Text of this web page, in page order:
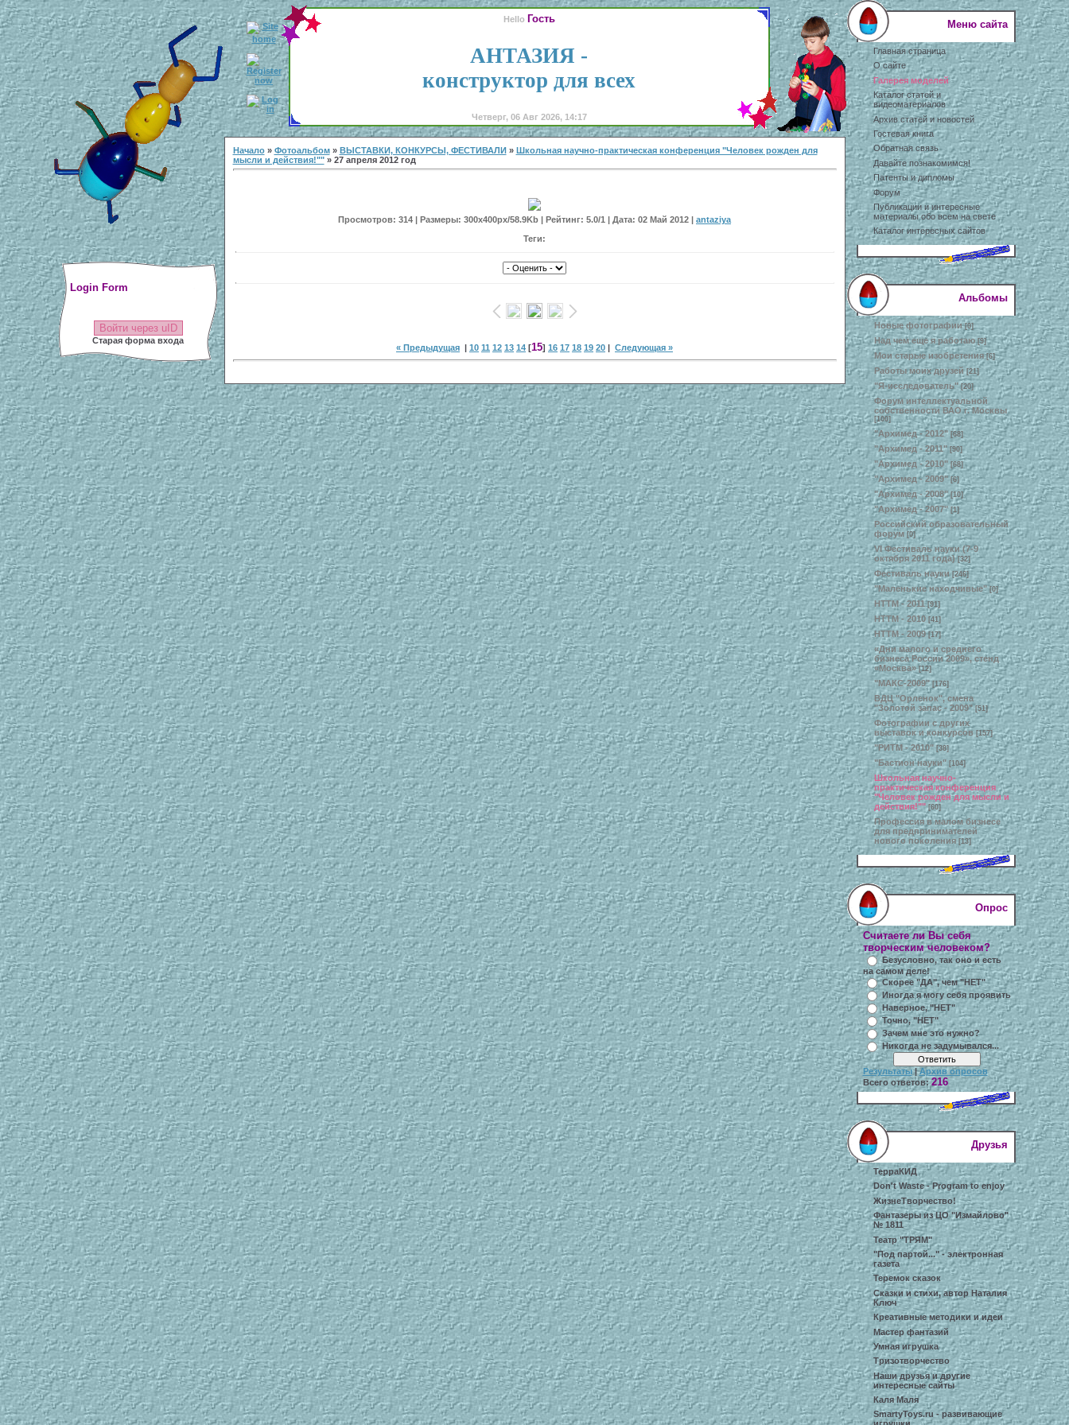
Login Form
Войти через uID
Старая форма входа
Hello Гость
АНТАЗИЯ -
конструктор для всех
Четверг, 06 Авг 2026, 14:17
Начало» Фотоальбом» ВЫСТАВКИ, КОНКУРСЫ, ФЕСТИВАЛИ» Школьная научно-практическая конференция "Человек рожден для
мысли и действия!""» 27 апреля 2012 год
Просмотров: 314 | Размеры: 300x400px/58.9Kb | Рейтинг: 5.0/1 | Дата: 02 Май 2012 | antaziya
Теги:
« Предыдущая | 10 11 12 13 14 [15] 16 17 18 19 20 | Следующая »
Меню сайта
Главная страница
О сайте
Галерея моделей
Каталог статей и
видеоматериалов
Архив статей и новостей
Гостевая книга
Обратная связь
Давайте познакомимся!
Патенты и дипломы
Форум
Публикации и интересные
материалы обо всем на свете
Каталог интересных сайтов
Альбомы
Новые фотографии [0]
Над чем еще я работаю [9]
Мои старые изобретения [6]
Работы моих друзей [21]
"Я-исследователь" [20]
Форум интеллектуальной
собственности ВАО г. Москвы
[100]
"Архимед - 2012" [68]
"Архимед - 2011" [90]
"Архимед - 2010" [68]
"Архимед - 2009" [6]
"Архимед - 2008" [10]
"Архимед - 2007" [1]
Российский образовательный
форум [0]
VI Фестиваль науки (7-9
октября 2011 года) [32]
Фестиваль науки [246]
"Маленькие находчивые" [0]
НТТМ - 2011 [91]
НТТМ - 2010 [41]
НТТМ - 2009 [17]
«Дни малого и среднего
бизнеса России 2009», стенд
«Москва» [12]
"МАКС-2009" [176]
ВДЦ "Орленок", смена
"Золотой запас - 2009" [51]
Фотографии с других
выставок и конкурсов [157]
"РИТМ - 2010" [38]
"Бастион науки" [104]
Школьная научно-
практическая конференция
"Человек рожден для мысли и
действия!"" [60]
Профессия в малом бизнесе
для предпринимателей
нового поколения [13]
Опрос
Считаете ли Вы себя
творческим человеком?
Безусловно, так оно и есть
на самом деле!
Скорее "ДА", чем "НЕТ"
Иногда я могу себя проявить
Наверное, "НЕТ"
Точно, "НЕТ"
Зачем мне это нужно?
Никогда не задумывался...
Результаты|Архив опросов
Всего ответов:216
Друзья
ТерраКИД
Don't Waste - Program to enjoy
ЖизнеТворчество!
Фантазеры из ЦО "Измайлово"
№ 1811
Театр "ТРЯМ"
"Под партой..." - электронная
газета
Теремок сказок
Сказки и стихи, автор Наталия
Ключ
Креативные методики и идеи
Мастер фантазий
Умная игрушка
Тризотворчество
Наши друзья и другие
интересные сайты
Каля Маля
SmartyToys.ru - развивающие